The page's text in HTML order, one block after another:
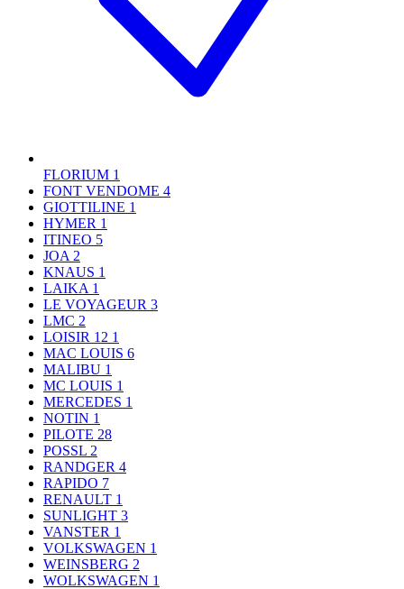
FLORIUM 1
FONT VENDOME 4
GIOTTILINE 1
HYMER 1
ITINEO 5
JOA 2
KNAUS 1
LAIKA 1
LE VOYAGEUR 3
LMC 2
LOISIR 12 1
MAC LOUIS 6
MALIBU 1
MC LOUIS 1
MERCEDES 1
NOTIN 1
PILOTE 28
POSSL 2
RANDGER 4
RAPIDO 7
RENAULT 1
SUNLIGHT 3
VANSTER 1
VOLKSWAGEN 1
WEINSBERG 2
WOLKSWAGEN 1